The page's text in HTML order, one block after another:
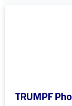
TRUMPF